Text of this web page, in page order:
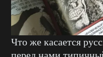
Что же касается